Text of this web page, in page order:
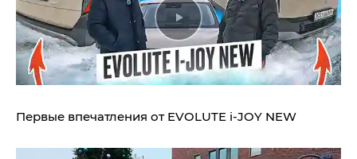
Первые впечатления от EVOLUTE i‑JOY NEW